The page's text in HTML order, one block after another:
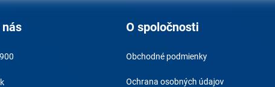
O spoločnosti
Obchodné podmienky
Ochrana osobných údajov